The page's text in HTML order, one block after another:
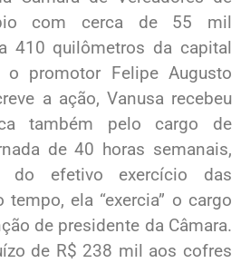
com cerca de 55 mil
410 quilômetros da capital
o promotor Felipe Augusto
a ação, Vanusa recebeu
também pelo cargo de
de 40 horas semanais,
do efetivo exercício das
ela “exercia” o cargo
de presidente da Câmara.
de R$ 238 mil aos cofres